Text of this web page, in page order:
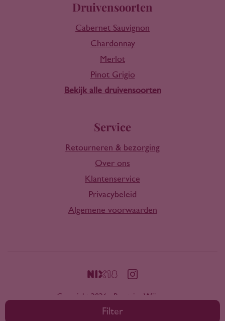
Filter
Druivensoorten
Cabernet Sauvignon
Chardonnay
Merlot
Pinot Grigio
Bekijk alle druivensoorten
Service
Retourneren & bezorging
Over ons
Klantenservice
Privacybeleid
Algemene voorwaarden
Copyright 2026 - Rootring Wijnen